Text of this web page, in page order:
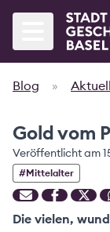
Startseite
Agenda
Bände
Blog
Blog »
Gold vom
Veröffentlicht am
#Mittelalter
Die vielen,